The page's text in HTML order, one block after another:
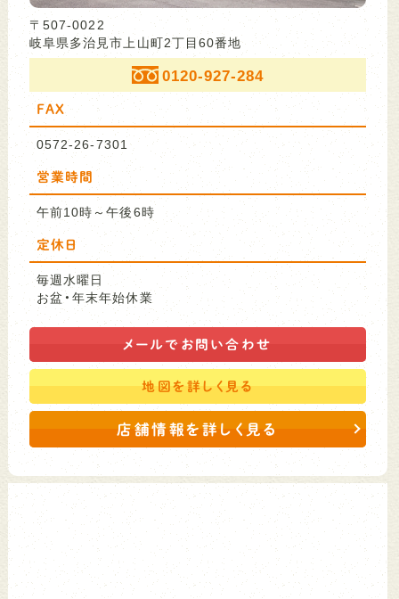
〒507-0022
岐阜県多治見市上山町2丁目60番地
0120-927-284
FAX
0572-26-7301
営業時間
午前10時～午後6時
定休日
毎週水曜日
お盆・年末年始休業
メールで お問い合わせ
地図を詳しく見る
店舗情報を詳しく見る